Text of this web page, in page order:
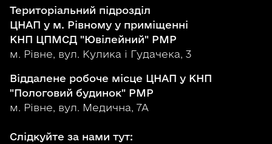
Територіальний підрозділ
ЦНАП у м. Рівному у приміщенні
КНП ЦПМСД "Ювілейний" РМР
м. Рівне, вул. Кулика і Гудачека, 3
Віддалене робоче місце ЦНАП у КНП
"Пологовий будинок" РМР
м. Рівне, вул. Медична, 7А
Слідкуйте за нами тут: